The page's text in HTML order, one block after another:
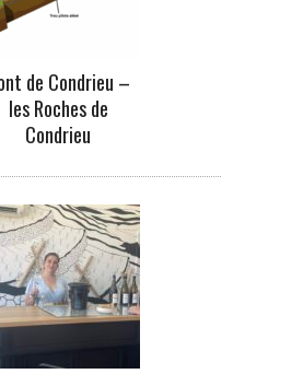
de Condrieu –
les Roches de
Condrieu